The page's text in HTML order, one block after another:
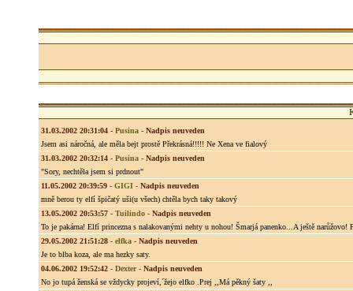
31.03.2002 20:31:04 - Pusina - Nadpis neuveden
Jsem asi náročná, ale měla bejt prostě Překrásná!!!!! Ne Xena ve fialový
31.03.2002 20:32:14 - Pusina - Nadpis neuveden
"Sory, nechtěla jsem si prdnout"
11.05.2002 20:39:59 - GIGI - Nadpis neuveden
mně berou ty elfí špičatý uši(u všech) chtěla bych taky takový
13.05.2002 20:53:57 - Tuilindo - Nadpis neuveden
To je pakárna! Elfí princezna s nalakovanými nehty u nohou! Šmarjá panenko...A ještě narůžovo!
29.05.2002 21:51:28 - elfka - Nadpis neuveden
Je to blba koza, ale ma hezky saty.
04.06.2002 19:52:42 - Dexter- Nadpis neuveden
No jo tupá ženská se vždycky projeví,´žejo elfko .Prej ,,Má pěkný šaty ,,